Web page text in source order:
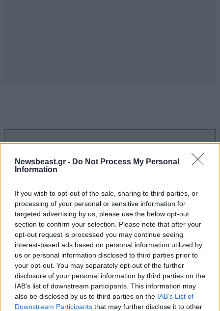
Newsbeast.gr - Do Not Process My Personal
Information
If you wish to opt-out of the sale, sharing to third parties, or
processing of your personal or sensitive information for
targeted advertising by us, please use the below opt-out
section to confirm your selection. Please note that after your
opt-out request is processed you may continue seeing
interest-based ads based on personal information utilized by
us or personal information disclosed to third parties prior to
your opt-out. You may separately opt-out of the further
disclosure of your personal information by third parties on the
IAB’s list of downstream participants. This information may
also be disclosed by us to third parties on the IAB’s List of
Downstream Participants that may further disclose it to other
Ακολουθήστε τοNEWSBEASTστοGoogle News
και μάθετε πρώτοι όλες τις ειδήσεις